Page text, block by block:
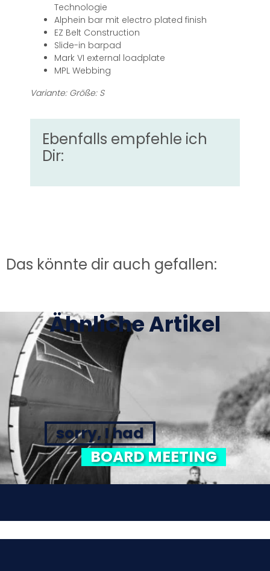
Technologie
Alphein bar mit electro plated finish
EZ Belt Construction
Slide-in barpad
Mark VI external loadplate
MPL Webbing
Variante: Größe: S
Ebenfalls empfehle ich
Dir:
Das könnte dir auch gefallen:
Ähnliche Artikel
sorry, I had
BOARD MEETING